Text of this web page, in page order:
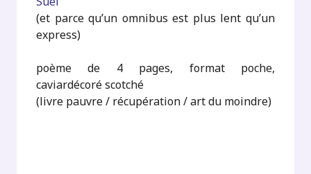
(et parce qu’un omnibus est plus lent qu’un
express)
poème de 4 pages, format poche,
caviardécoré scotché
(livre pauvre / récupération / art du moindre)